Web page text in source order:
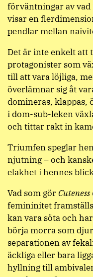
förväntningar av vad
visar en
pendlar mellan
Det är inte enkelt att
protagonister som
till att vara löjliga,
överlämnar sig åt
domineras, klappas,
i dom-sub-leken
och tittar rakt in
Triumfen speglar
njutning – och
elakhet i hennes
Vad som gör
femininitet
kan vara söta och
börja morra som
separationen av
äckliga eller bara
hyllning till